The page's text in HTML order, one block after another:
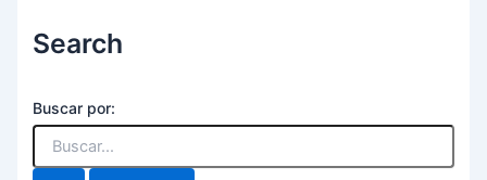
Search
Buscar por: